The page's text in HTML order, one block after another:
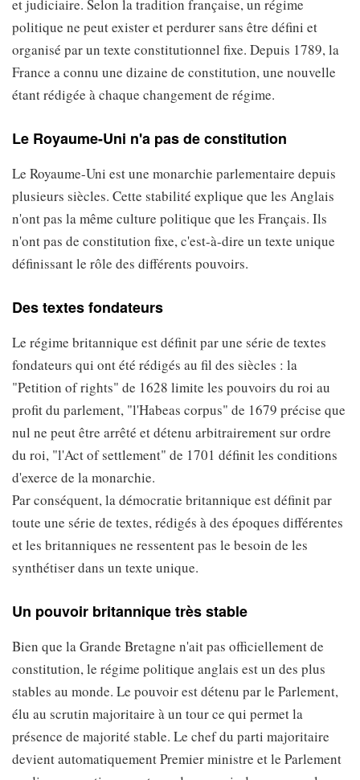
et judiciaire. Selon la tradition française, un régime
politique ne peut exister et perdurer sans être défini et
organisé par un texte constitutionnel fixe. Depuis 1789, la
France a connu une dizaine de constitution, une nouvelle
étant rédigée à chaque changement de régime.
Le Royaume-Uni n'a pas de constitution
Le Royaume-Uni est une monarchie parlementaire depuis
plusieurs siècles. Cette stabilité explique que les Anglais
n'ont pas la même culture politique que les Français. Ils
n'ont pas de constitution fixe, c'est-à-dire un texte unique
définissant le rôle des différents pouvoirs.
Des textes fondateurs
Le régime britannique est définit par une série de textes
fondateurs qui ont été rédigés au fil des siècles : la
"Petition of rights" de 1628 limite les pouvoirs du roi au
profit du parlement, "l'Habeas corpus" de 1679 précise que
nul ne peut être arrêté et détenu arbitrairement sur ordre
du roi, "l'Act of settlement" de 1701 définit les conditions
d'exerce de la monarchie.
Par conséquent, la démocratie britannique est définit par
toute une série de textes, rédigés à des époques différentes
et les britanniques ne ressentent pas le besoin de les
synthétiser dans un texte unique.
Un pouvoir britannique très stable
Bien que la Grande Bretagne n'ait pas officiellement de
constitution, le régime politique anglais est un des plus
stables au monde. Le pouvoir est détenu par le Parlement,
élu au scrutin majoritaire à un tour ce qui permet la
présence de majorité stable. Le chef du parti majoritaire
devient automatiquement Premier ministre et le Parlement